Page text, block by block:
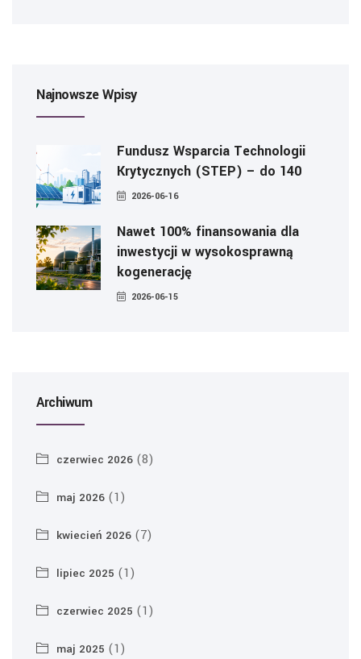
Najnowsze Wpisy
Fundusz Wsparcia Technologii
Krytycznych (STEP) – do 140
2026-06-16
Nawet 100% finansowania dla
inwestycji w wysokosprawną
kogenerację
2026-06-15
Archiwum
czerwiec 2026 (8)
maj 2026 (1)
kwiecień 2026 (7)
lipiec 2025 (1)
czerwiec 2025 (1)
maj 2025 (1)